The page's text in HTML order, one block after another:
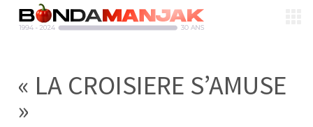
« LA CROISIERE S’AMUSE
»